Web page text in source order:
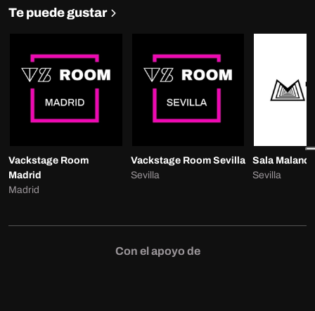
Te puede gustar
Vackstage Room
Madrid
Madrid
Vackstage Room Sevilla
Sevilla
Sala
Sevilla
Con el apoyo de